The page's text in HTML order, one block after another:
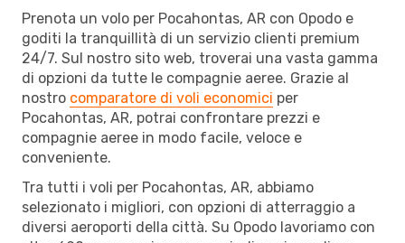
Prenota un volo per Pocahontas, AR con Opodo e
goditi la tranquillità di un servizio clienti premium
24/7. Sul nostro sito web, troverai una vasta gamma
di opzioni da tutte le compagnie aeree. Grazie al
nostro comparatore di voli economici per
Pocahontas, AR, potrai confrontare prezzi e
compagnie aeree in modo facile, veloce e
conveniente.
Tra tutti i voli per Pocahontas, AR, abbiamo
selezionato i migliori, con opzioni di atterraggio a
diversi aeroporti della città. Su Opodo lavoriamo con